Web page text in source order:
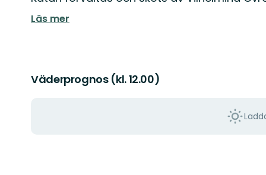
Läs mer
Väderprognos (kl. 12.00)